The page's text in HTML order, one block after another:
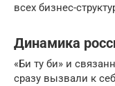
всех бизнес-
Динамика
«Би ту би» и
сразу вызвали к